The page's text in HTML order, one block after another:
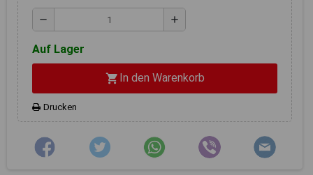
remove add
Auf Lager
shopping_cart In den Warenkorb
Drucken